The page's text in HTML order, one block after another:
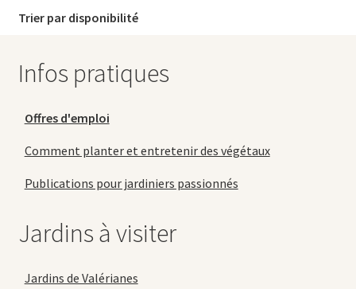
Trier par disponibilité
Infos pratiques
Offres d'emploi
Comment planter et entretenir des végétaux
Publications pour jardiniers passionnés
Jardins à visiter
Jardins de Valérianes